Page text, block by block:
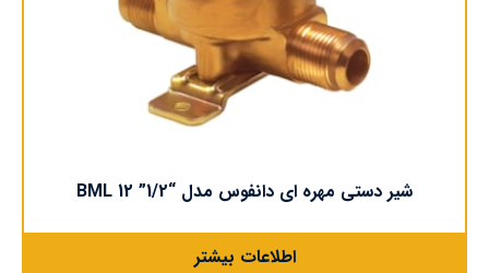
شیر دستی مهره ای دانفوس مدل “1/2” BML 12
اطلاعات بیشتر